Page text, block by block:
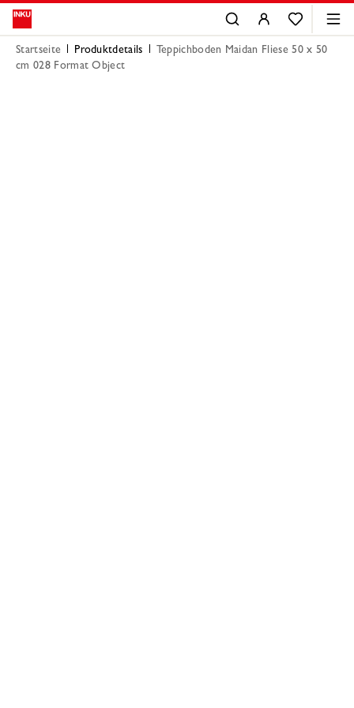
Startseite Produktdetails
Teppichboden Maidan Fliese 50 x 50
cm 028 Format Object